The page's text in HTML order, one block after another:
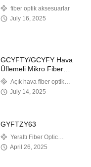
fiber optik aksesuarlar
July 16, 2025
GCYFTY/GCYFY Hava
Üflemeli Mikro Fiber
Optik Kablo Simplex
Mikro Kanal 4 6 8 12 24
48 96 Çekirdek Dış
Açık hava fiber optik
kablosuJuly 14, 2025
GYFTZY63
Yeraltı Fiber Optic
Kablosu
April 26, 2025